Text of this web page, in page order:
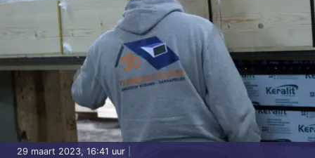
29 maart 2023, 16:41 uur